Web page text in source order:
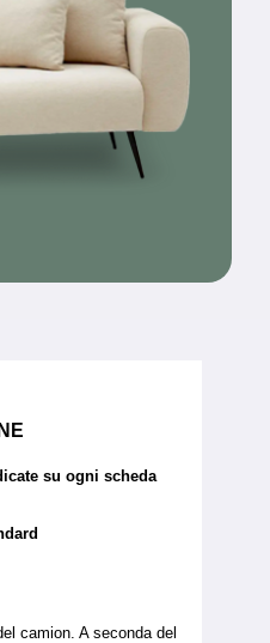
su ogni scheda
camion. A seconda del